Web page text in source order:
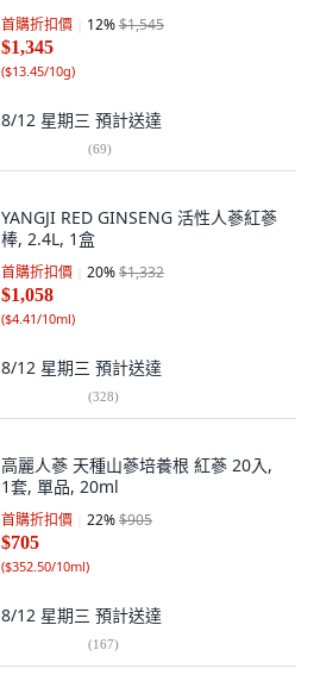
首購折扣價 12%$1,545
$1,345
($13.45/10g)
8/12 星期三 預計送達
(69)
YANGJI RED GINSENG 活性人蔘紅蔘
棒, 2.4L, 1盒
首購折扣價 20%$1,332
$1,058
($4.41/10ml)
8/12 星期三 預計送達
(328)
高麗人蔘 天種山蔘培養根 紅蔘 20入,
1套, 單品, 20ml
首購折扣價 22%$905
$705
($352.50/10ml)
8/12 星期三 預計送達
(167)